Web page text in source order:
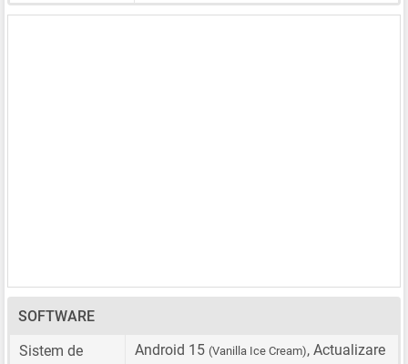
SOFTWARE
Sistem de
Android 15 (Vanilla Ice Cream), Actualizare